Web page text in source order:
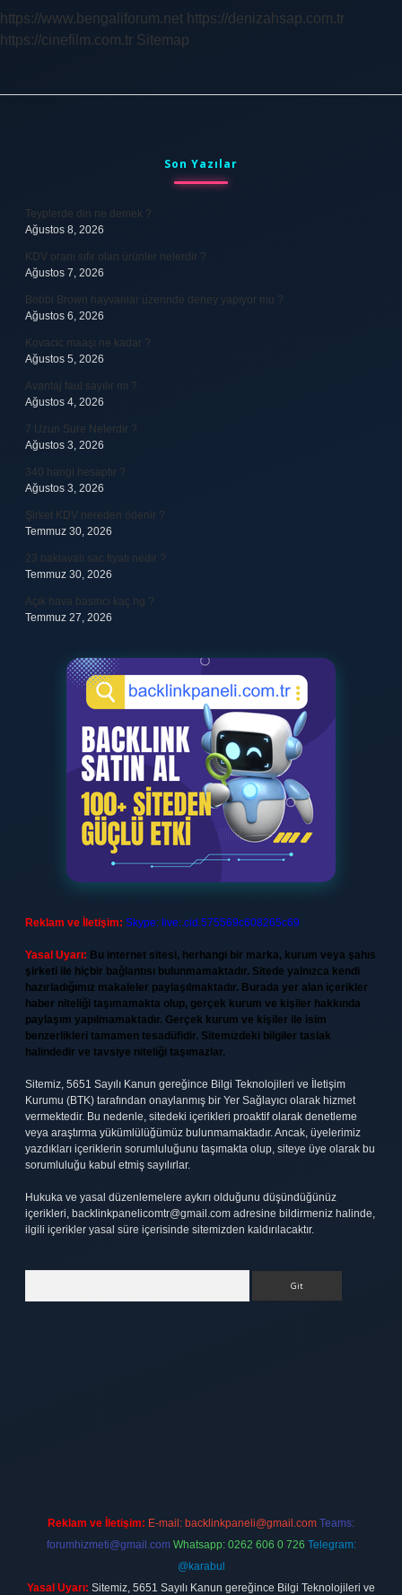
https://www.bengaliforum.net https://denizahsap.com.tr
https://cinefilm.com.tr Sitemap
Son Yazılar
Teyplerde din ne demek ?
Ağustos 8, 2026
KDV oranı sıfır olan ürünler nelerdir ?
Ağustos 7, 2026
Bobbi Brown hayvanlar üzerinde deney yapıyor mu ?
Ağustos 6, 2026
Kovacic maaşı ne kadar ?
Ağustos 5, 2026
Avantaj faul sayılır mı ?
Ağustos 4, 2026
7 Uzun Sure Nelerdir ?
Ağustos 3, 2026
340 hangi hesaptır ?
Ağustos 3, 2026
Şirket KDV nereden ödenir ?
Temmuz 30, 2026
23 baklavalı sac fiyatı nedir ?
Temmuz 30, 2026
Açık hava basıncı kaç hg ?
Temmuz 27, 2026
Reklam ve İletişim: Skype: live:.cid.575569c608265c69
Yasal Uyarı: Bu internet sitesi, herhangi bir marka, kurum veya şahıs
şirketi ile hiçbir bağlantısı bulunmamaktadır. Sitede yalnızca kendi
hazırladığımız makaleler paylaşılmaktadır. Burada yer alan içerikler
haber niteliği taşımamakta olup, gerçek kurum ve kişiler hakkında
paylaşım yapılmamaktadır. Gerçek kurum ve kişiler ile isim
benzerlikleri tamamen tesadüfidir. Sitemizdeki bilgiler taslak
halindedir ve tavsiye niteliği taşımazlar.
Sitemiz, 5651 Sayılı Kanun gereğince Bilgi Teknolojileri ve İletişim
Kurumu (BTK) tarafından onaylanmış bir Yer Sağlayıcı olarak hizmet
vermektedir. Bu nedenle, sitedeki içerikleri proaktif olarak denetleme
veya araştırma yükümlülüğümüz bulunmamaktadır. Ancak, üyelerimiz
yazdıkları içeriklerin sorumluluğunu taşımakta olup, siteye üye olarak bu
sorumluluğu kabul etmiş sayılırlar.
Hukuka ve yasal düzenlemelere aykırı olduğunu düşündüğünüz
içerikleri, backlinkpanelicomtr@gmail.com adresine bildirmeniz halinde,
ilgili içerikler yasal süre içerisinde sitemizden kaldırılacaktır.
Reklam ve İletişim: E-mail: backlinkpaneli@gmail.com Teams:
forumhizmeti@gmail.com Whatsapp: 0262 606 0 726 Telegram:
@karabul
Yasal Uyarı: Sitemiz, 5651 Sayılı Kanun gereğince Bilgi Teknolojileri ve